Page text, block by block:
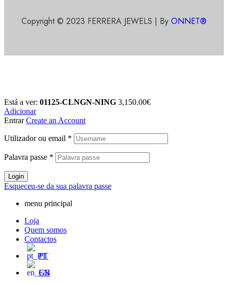
Copyright © 2023 FERRERA JEWELS | By ONNET®
Está a ver: 01125-CLNGN-NING 3,150.00€
Adicionar
Entrar Create an Account
Utilizador ou email *
Palavra passe *
Login
Esqueceu-se da sua palavra passe
menu principal
Loja
Quem somos
Contactos
PT
EN